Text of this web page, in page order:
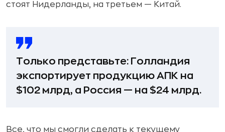
стоят Нидерланды, на третьем — Китай.
Только представьте: Голландия
экспортирует продукцию АПК на
$102 млрд, а Россия — на $24 млрд.
Все, что мы смогли сделать к текущему